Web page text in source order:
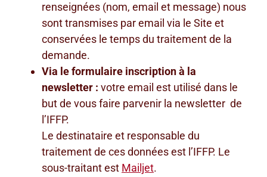
renseignées (nom, email et message) nous
sont transmises par email via le Site et
conservées le temps du traitement de la
demande.
Via le formulaire inscription à la
newsletter : votre email est utilisé dans le
but de vous faire parvenir la newsletter de
l’IFFP.
Le destinataire et responsable du
traitement de ces données est l’IFFP. Le
sous-traitant est Mailjet.